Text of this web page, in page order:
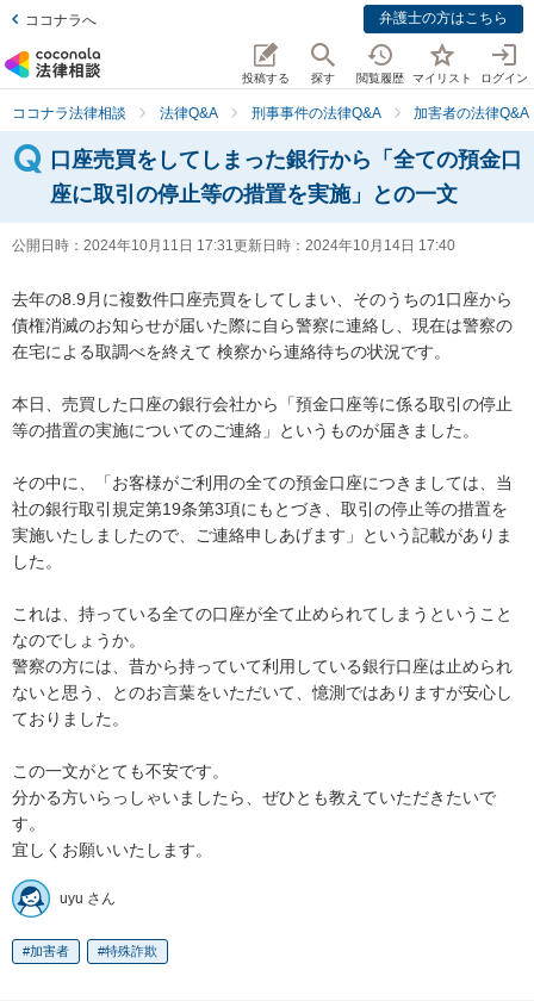
ココナラへ 弁護士の方はこちら
投稿する 探す 閲覧履歴 マイリスト ログイン
ココナラ法律相談 法律Q&A 刑事事件の法律Q&A 加害者の法律Q&A
口座売買をしてしまった銀行から「全ての預金口
座に取引の停止等の措置を実施」との一文
公開日時： 2024年10月11日 17:31更新日時： 2024年10月14日 17:40
去年の8.9月に複数件口座売買をしてしまい、そのうちの1口座から
債権消滅のお知らせが届いた際に自ら警察に連絡し、現在は警察の
在宅による取調べを終えて 検察から連絡待ちの状況です。
本日、売買した口座の銀行会社から「預金口座等に係る取引の停止
等の措置の実施についてのご連絡」というものが届きました。
その中に、「お客様がご利用の全ての預金口座につきましては、当
社の銀行取引規定第19条第3項にもとづき、取引の停止等の措置を
実施いたしましたので、ご連絡申しあげます」という記載がありま
した。
これは、持っている全ての口座が全て止められてしまうということ
なのでしょうか。
警察の方には、昔から持っていて利用している銀行口座は止められ
ないと思う、とのお言葉をいただいて、憶測ではありますが安心し
ておりました。
この一文がとても不安です。
分かる方いらっしゃいましたら、ぜひとも教えていただきたいで
す。
宜しくお願いいたします。
uyu さん
加害者 特殊詐欺